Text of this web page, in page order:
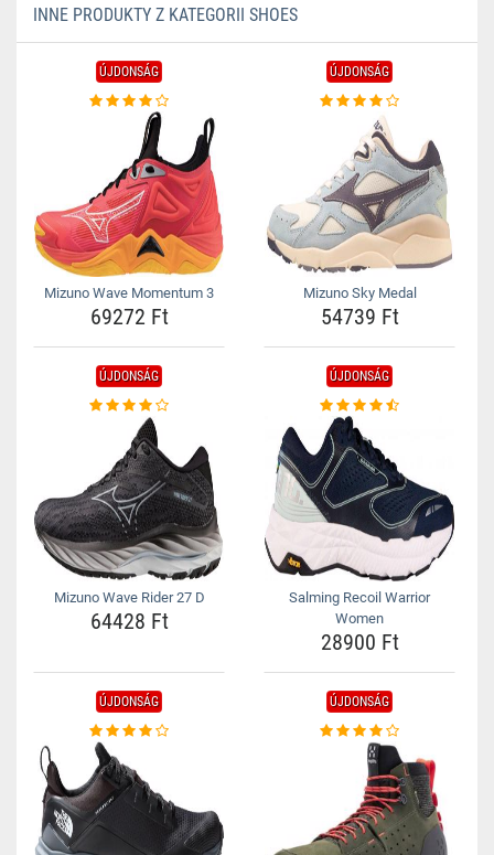
INNE PRODUKTY Z KATEGORII SHOES
ÚJDONSÁG
Mizuno Wave Momentum 3
69272 Ft
ÚJDONSÁG
Mizuno Sky Medal
54739 Ft
ÚJDONSÁG
Mizuno Wave Rider 27 D
64428 Ft
ÚJDONSÁG
Salming Recoil Warrior
Women
28900 Ft
ÚJDONSÁG ÚJDONSÁG